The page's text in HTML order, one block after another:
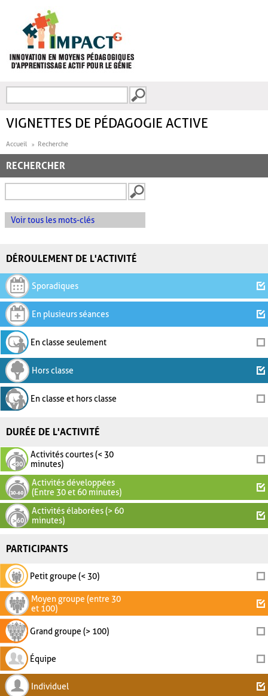
FORMULAIRE DE
VIGNETTES DE PÉDAGOGIE ACTIVE
Accueil Recherche
RECHERCHER
Voir tous les mots-clés
DÉROULEMENT DE L'ACTIVITÉ
Sporadiques
En plusieurs séances
En classe seulement
Hors classe
En classe et hors classe
DURÉE DE L'ACTIVITÉ
Activités courtes (< 30
minutes)
Activités développées
(Entre 30 et 60 minutes)
Activités élaborées (> 60
minutes)
PARTICIPANTS
Petit groupe (< 30)
Moyen groupe (entre 30
et 100)
Grand groupe (> 100)
Équipe
Individuel